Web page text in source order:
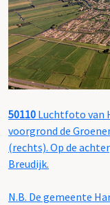
50110 Luchtfoto van
voorgrond de
(rechts). Op de
Breudijk.
N.B. De gemeente